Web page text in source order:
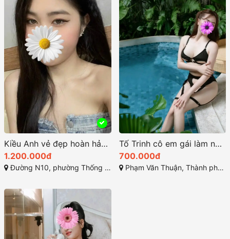
Kiều Anh vẻ đẹp hoàn hảo giữa sự quyến rũ và thanh lịch
1.200.000đ
Đường N10, phường Thống Nhất, Thành phố Biên Hòa, Đồng Nai
Tố Trinh cô em gái làm nên nét đẹp miền Tây
700.000đ
Phạm Văn Thuận, Thành phố Biên Hòa, Đồng Nai